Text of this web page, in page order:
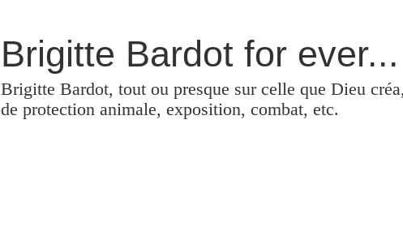
Brigitte Bardot for ever...
Brigitte Bardot, tout ou presque sur celle que Dieu
de protection animale, exposition, combat, etc.